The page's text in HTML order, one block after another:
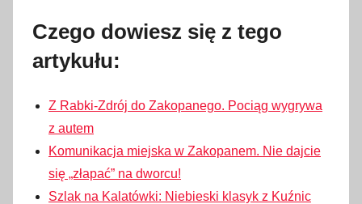
Czego dowiesz się z tego
artykułu:
Z Rabki-Zdrój do Zakopanego. Pociąg wygrywa
z autem
Komunikacja miejska w Zakopanem. Nie dajcie
się „złapać” na dworcu!
Szlak na Kalatówki: Niebieski klasyk z Kuźnic